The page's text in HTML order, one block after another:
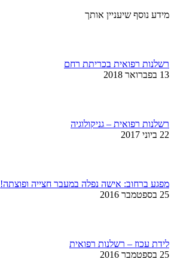
מידע נוסף שיעניין אותך
רשלנות רפואית בכריתת רחם
13 בפברואר 2018
רשלנות רפואית – גניקולוגיה
22 ביוני 2017
מפגע ברחוב: אישה נפלה במעבר חצייה ופוצתה!
25 בספטמבר 2016
לידת עכוז – רשלנות רפואית
25 בספטמבר 2016